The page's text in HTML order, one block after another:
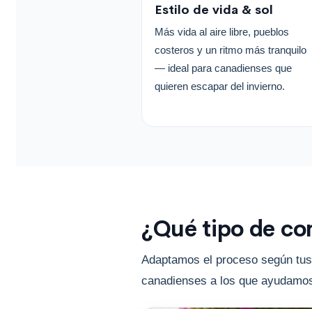
Estilo de vida & sol
Más vida al aire libre, pueblos
costeros y un ritmo más tranquilo
— ideal para canadienses que
quieren escapar del invierno.
¿Qué tipo de
Adaptamos el proceso según
canadienses a los que